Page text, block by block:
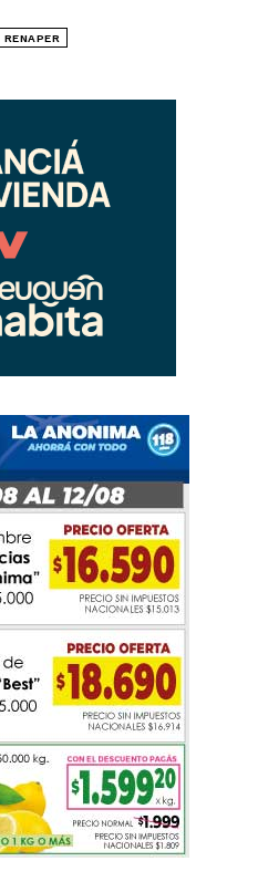
RENAPER